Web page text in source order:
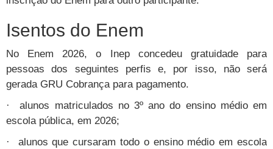
Isentos do Enem
No Enem 2026, o Inep concedeu gratuidade para
pessoas dos seguintes perfis e, por isso, não será
gerada GRU Cobrança para pagamento.
· alunos matriculados no 3º ano do ensino médio em
escola pública, em 2026;
· alunos que cursaram todo o ensino médio em escola